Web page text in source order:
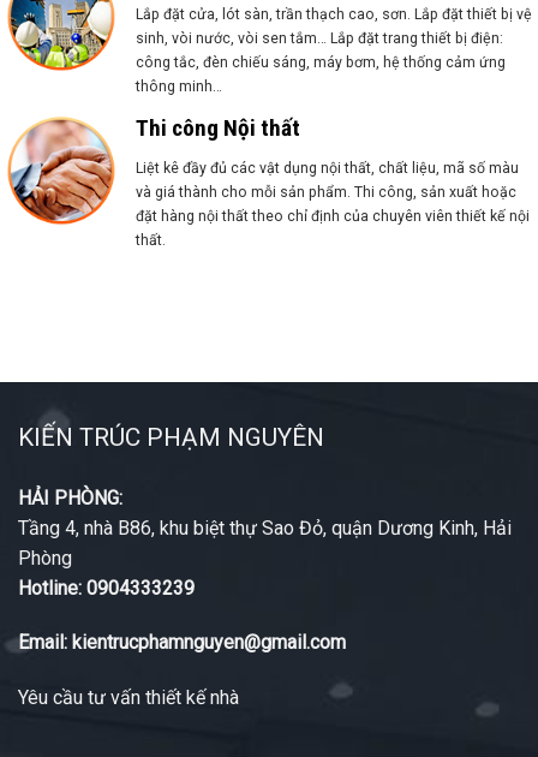
Lắp đặt cửa, lót sàn, trần thạch cao, sơn. Lắp đặt thiết bị vệ
sinh, vòi nước, vòi sen tắm… Lắp đặt trang thiết bị điện:
công tắc, đèn chiếu sáng, máy bơm, hệ thống cảm ứng
thông minh…
Thi công Nội thất
Liệt kê đầy đủ các vật dụng nội thất, chất liệu, mã số màu
và giá thành cho mỗi sản phẩm. Thi công, sản xuất hoặc
đặt hàng nội thất theo chỉ định của chuyên viên thiết kế nội
thất.
KIẾN TRÚC PHẠM NGUYÊN
HẢI PHÒNG:
Tầng 4, nhà B86, khu biệt thự Sao Đỏ, quận Dương Kinh, Hải
Phòng
Hotline: 0904333239
Email: kientrucphamnguyen@gmail.com
Yêu cầu tư vấn thiết kế nhà